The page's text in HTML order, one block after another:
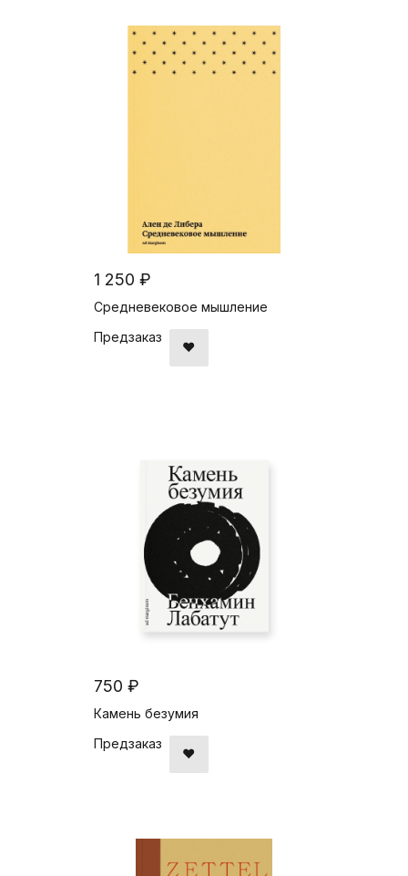
1 250 ₽
Средневековое мышление
Предзаказ
750 ₽
Камень безумия
Предзаказ